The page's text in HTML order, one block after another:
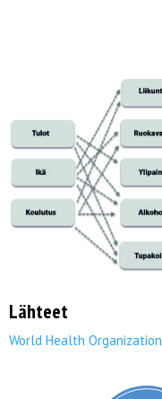
Lähteet
World Health Organization